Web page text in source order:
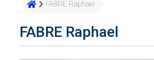
FABRE Raphael
FABRE Raphael